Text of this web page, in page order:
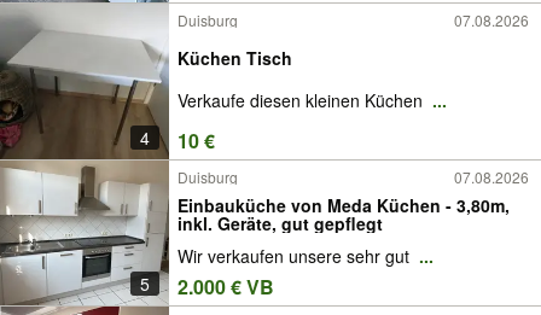
4
Duisburg 07.08.2026
Küchen Tisch
Verkaufe diesen kleinen Küchen ...
10 €
5
Duisburg 07.08.2026
Einbauküche von Meda Küchen - 3,80m,
inkl. Geräte, gut gepflegt
Wir verkaufen unsere sehr gut ...
2.000 € VB